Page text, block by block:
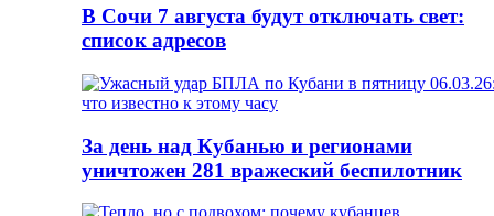
В Сочи 7 августа будут отключать свет:
список адресов
За день над Кубанью и регионами
уничтожен 281 вражеский беспилотник